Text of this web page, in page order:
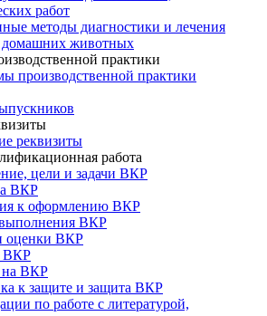
работ
методы диагностики и лечения
домашних животных
практики
производственной практики
реквизиты
работа
цели и задачи ВКР
ВКР
к оформлению ВКР
ВКР
оценки ВКР
ВКР
на ВКР
к защите и защита ВКР
по работе с литературой,